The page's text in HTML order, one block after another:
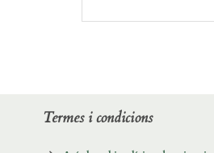
Termes i condicions